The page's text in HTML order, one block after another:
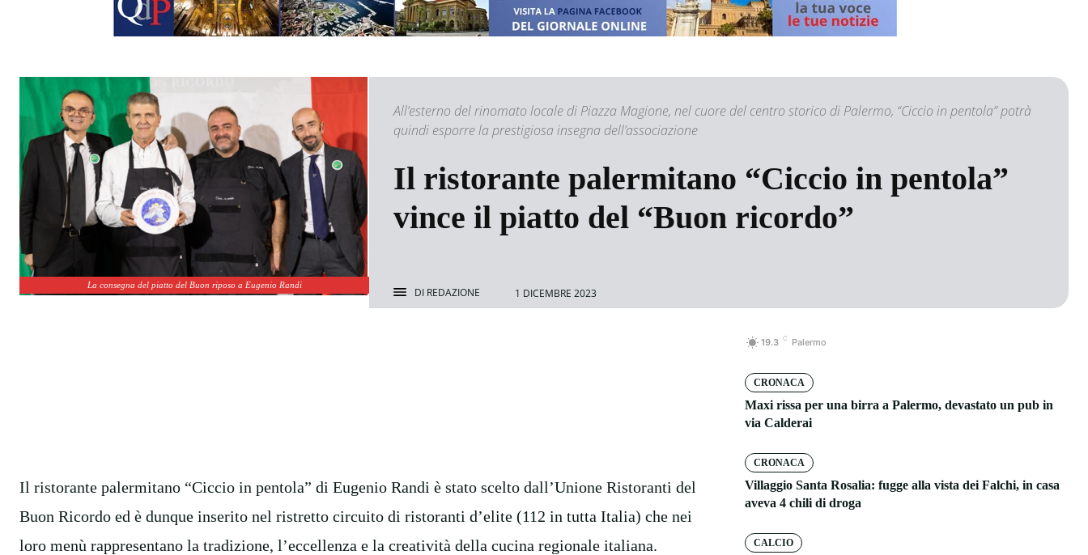
La consegna del piatto del Buon riposo a Eugenio Randi
All’esterno del rinomato locale di Piazza Magione, nel cuore del centro storico di Palermo, “Ciccio in pentola” potrà
quindi esporre la prestigiosa insegna dell’associazione
Il ristorante palermitano “Ciccio in pentola”
vince il piatto del “Buon ricordo”
DI REDAZIONE 1 DICEMBRE 2023
Il ristorante palermitano “Ciccio in pentola” di Eugenio Randi è stato scelto dall’Unione Ristoranti del
Buon Ricordo ed è dunque inserito nel ristretto circuito di ristoranti d’elite (112 in tutta Italia) che nei
loro menù rappresentano la tradizione, l’eccellenza e la creatività della cucina regionale italiana.
19.3 C Palermo
CRONACA
Maxi rissa per una birra a Palermo, devastato un pub in
via Calderai
CRONACA
Villaggio Santa Rosalia: fugge alla vista dei Falchi, in casa
aveva 4 chili di droga
CALCIO